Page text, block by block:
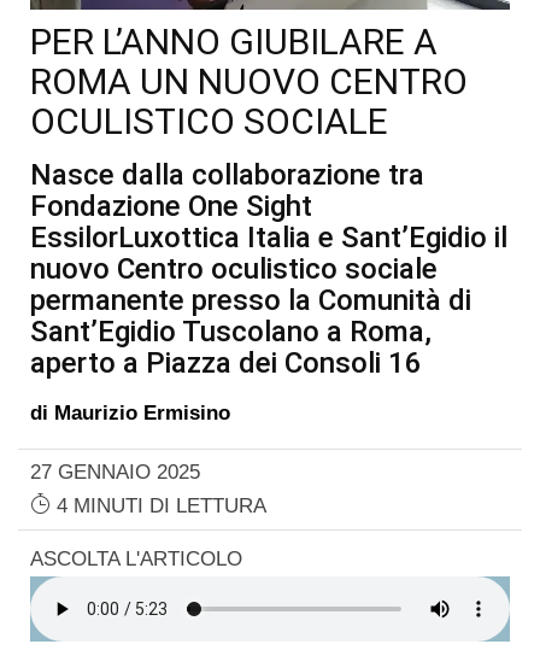
PER L’ANNO GIUBILARE A
ROMA UN NUOVO CENTRO
OCULISTICO SOCIALE
Nasce dalla collaborazione tra
Fondazione One Sight
EssilorLuxottica Italia e Sant’Egidio il
nuovo Centro oculistico sociale
permanente presso la Comunità di
Sant’Egidio Tuscolano a Roma,
aperto a Piazza dei Consoli 16
di Maurizio Ermisino
27 GENNAIO 2025
4 MINUTI DI LETTURA
ASCOLTA L'ARTICOLO